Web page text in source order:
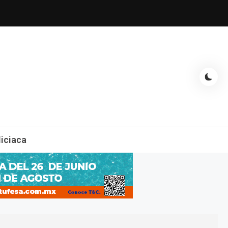
entrevistas con famosos, showbizz, podcast, chismes y